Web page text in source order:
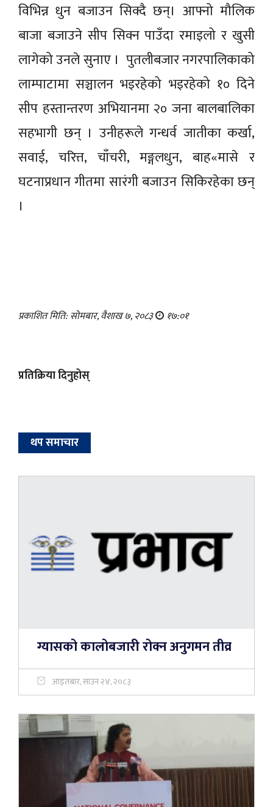
विभिन्न धुन बजाउन सिक्दै छन्। आफ्नो मौलिक
बाजा बजाउने सीप सिक्न पाउँदा रमाइलो र खुसी
लागेको उनले सुनाए । पुतलीबजार नगरपालिकाको
लाम्पाटामा सञ्चालन भइरहेको भइरहेको १० दिने
सीप हस्तान्तरण अभियानमा २० जना बालबालिका
सहभागी छन् । उनीहरूले गन्धर्व जातीका कर्खा,
सवाई, चरित्त, चाँचरी, मङ्गलधुन, बाह«मासे र
घटनाप्रधान गीतमा सारंगी बजाउन सिकिरहेका छन्
।
प्रकाशित मिति: सोमबार, वैशाख ७, २०८३ १७:०१
प्रतिक्रिया दिनुहोस्
थप समाचार
ग्यासको कालोबजारी रोक्न अनुगमन तीव्र
आइतबार, साउन २४, २०८३